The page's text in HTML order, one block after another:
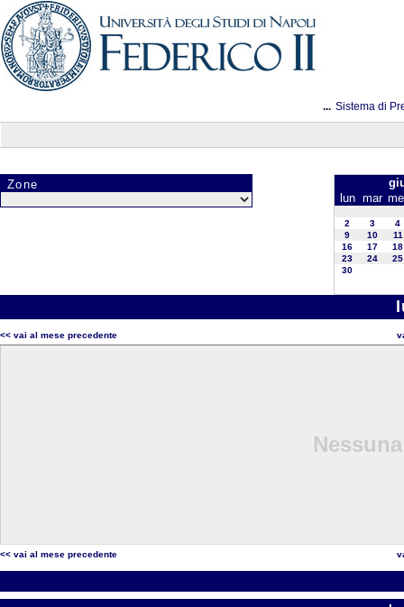
... Sistema di
lun mar
2 3
4
9
10
11
16
17
18
23
24
25
30
Zone
<< vai al mese precedente
<< vai al mese precedente